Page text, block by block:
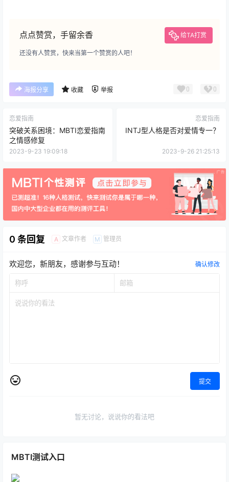
点点赞赏，手留余香 给TA打赏
还没有人赞赏，快来当第一个赞赏的人吧！
海报分享 收藏 举报 0 0
恋爱指南
突破关系困境：MBTI恋爱指南
之情感修复
2023-9-23 19:09:18
恋爱指南
INTJ型人格是否对爱情专一？
2023-9-26 21:25:13
0 条回复 A 文章作者 M 管理员
欢迎您，新朋友，感谢参与互动！ 确认修改
提交
暂无讨论，说说你的看法吧
MBTI测试入口